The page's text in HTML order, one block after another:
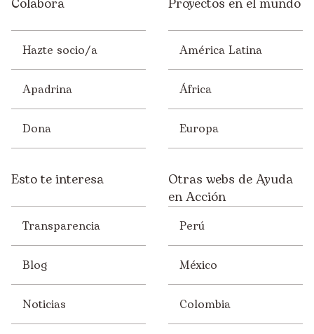
Colabora
Hazte socio/a
Apadrina
Dona
Proyectos en el mundo
América Latina
África
Europa
Esto te interesa
Transparencia
Blog
Noticias
Otras webs de Ayuda
en Acción
Perú
México
Colombia